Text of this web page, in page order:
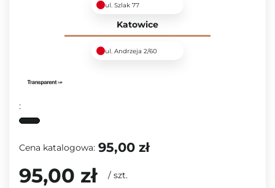
ul. Szlak 77
Katowice
ul. Andrzeja 2/60
:
Cena katalogowa: 95,00 zł
95,00 zł / szt.